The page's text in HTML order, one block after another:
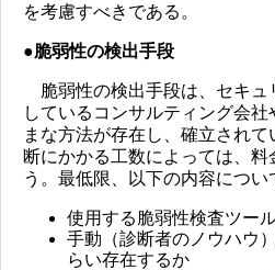
を考慮すべきである。
●脆弱性の検出手段
脆弱性の検出手段は、セキュ
しているコンサルティング会
まな方法が存在し、確立され
断にかかる工数によっては、
う。最低限、以下の内容につい
使用する脆弱性検査ツー
手動（診断者のノウハウ
らい存在するか